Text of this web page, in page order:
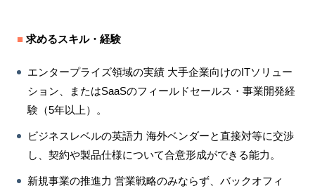
■ 求めるスキル・経験
エンタープライズ領域の実績 大手企業向けのITソリュー
ション、またはSaaSのフィールドセールス・事業開発経
験（5年以上）。
ビジネスレベルの英語力 海外ベンダーと直接対等に交渉
し、契約や製品仕様について合意形成ができる能力。
新規事業の推進力 営業戦略のみならず、バックオフィ